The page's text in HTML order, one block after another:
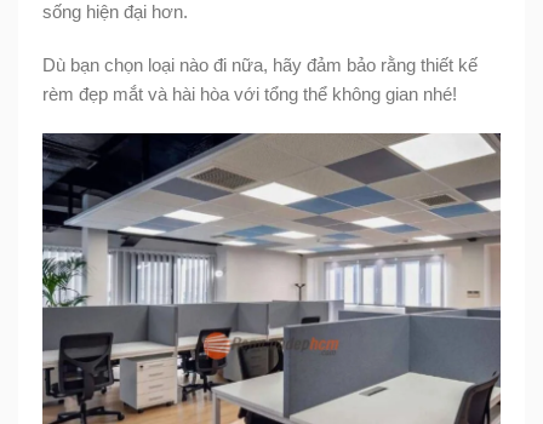
sống hiện đại hơn.
Dù bạn chọn loại nào đi nữa, hãy đảm bảo rằng thiết kế
rèm đẹp mắt và hài hòa với tổng thể không gian nhé!